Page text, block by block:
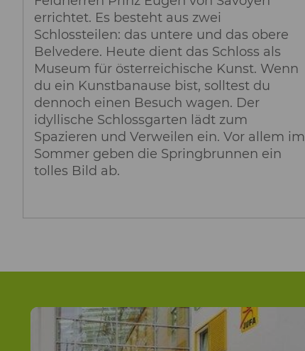
errichtet. Es besteht aus zwei
Schlossteilen: das untere und das obere
Belvedere. Heute dient das Schloss als
Museum für österreichische Kunst. Wenn
du ein Kunstbanause bist, solltest du
dennoch einen Besuch wagen. Der
idyllische Schlossgarten lädt zum
Spazieren und Verweilen ein. Vor allem im
Sommer geben die Springbrunnen ein
tolles Bild ab.